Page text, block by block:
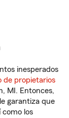
inesperados
de propietarios
MI. Entonces,
garantiza que
como los